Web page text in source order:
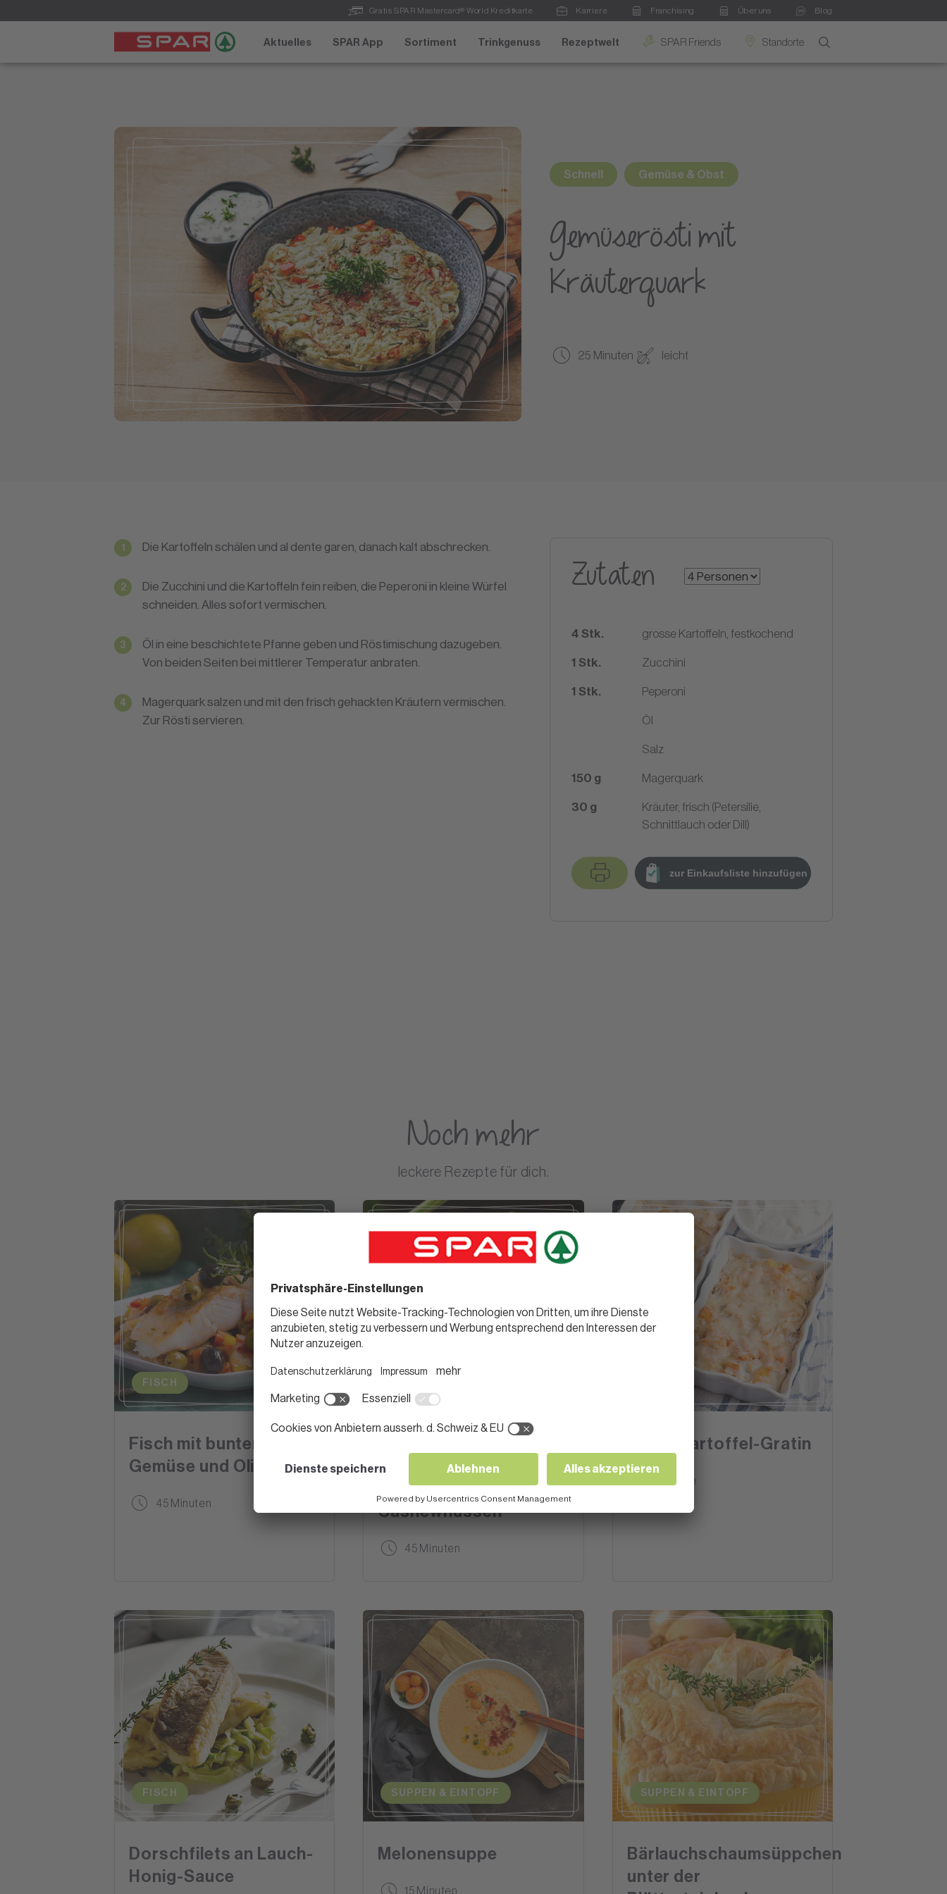
Gratis SPAR Mastercard® World Kreditkarte Karriere Franchising Über uns Blog
Aktuelles SPAR App Sortiment Trinkgenuss Rezeptwelt SPAR Friends Standorte
Schnell Gemüse & Obst
Gemüserösti mit
Kräuterquark
25 Minuten leicht
Die Kartoffeln schälen und al dente garen, danach kalt abschrecken.
Die Zucchini und die Kartoffeln fein reiben, die Peperoni in kleine Würfel
schneiden. Alles sofort vermischen.
Öl in eine beschichtete Pfanne geben und Röstimischung dazugeben.
Von beiden Seiten bei mittlerer Temperatur anbraten.
Magerquark salzen und mit den frisch gehackten Kräutern vermischen.
Zur Rösti servieren.
Zutaten
4 Stk. grosse Kartoffeln, festkochend
1 Stk. Zucchini
1 Stk. Peperoni
Öl
Salz
150 g Magerquark
30 g
Kräuter, frisch (Petersilie,
Schnittlauch oder Dill)
zur Einkaufsliste hinzufügen
Noch mehr
leckere Rezepte für dich.
FISCH
Fisch mit buntem
Gemüse und Oliven
45 Minuten
Zitronengrassuppe mit
gerösteten
Cashewnüssen
45 Minuten
Fisch-Kartoffel-Gratin
1 Stunde
FISCH
Dorschfilets an Lauch-
Honig-Sauce
SUPPEN & EINTOPF
Melonensuppe
15 Minuten
SUPPEN & EINTOPF
Bärlauchschaumsüppchen
unter der